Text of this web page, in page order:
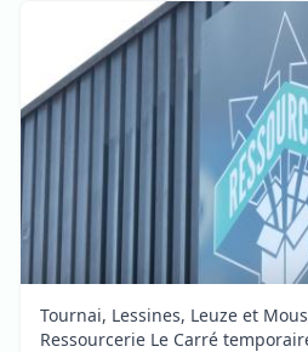
Tournai, Lessines, Leuze et
Ressourcerie Le Carré